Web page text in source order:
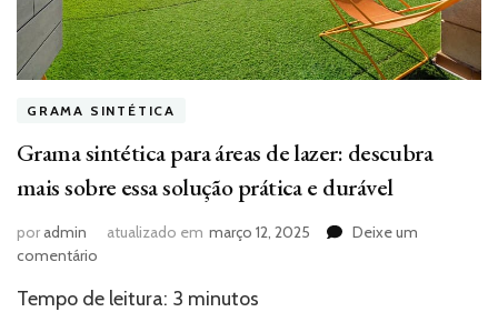
GRAMA SINTÉTICA
Grama sintética para áreas de lazer: descubra
mais sobre essa solução prática e durável
poradmin atualizado em março 12, 2025
Deixe um
comentário
sintética
Tempo de leitura: 3 minutos